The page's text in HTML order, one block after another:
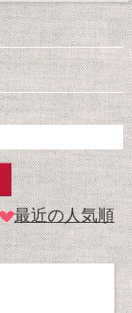
最近の人気順